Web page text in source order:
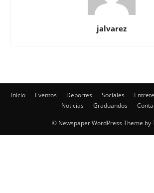
jalvarez
Inicio Eventos Deportes Sociales
Noticias
Graduandos
© Newspaper WordPress Theme by